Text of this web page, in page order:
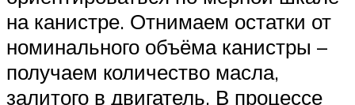
на канистре. Отнимаем остатки от
номинального объёма канистры –
получаем количество масла,
залитого в двигатель. В процессе